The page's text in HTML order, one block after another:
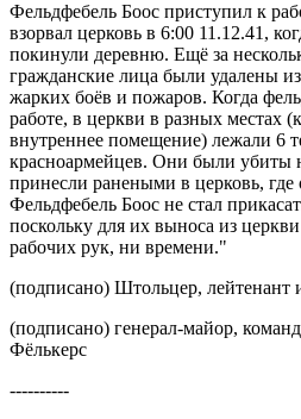
Фельдфебель Боос приступил к
взорвал церковь в 6:00 11.12.41,
покинули деревню. Ещё за
гражданские лица были удалены
жарких боёв и пожаров. Когда
работе, в церкви в разных местах
внутреннее помещение) лежали 6
красноармейцев. Они были убиты
принесли ранеными в церковь, где
Фельдфебель Боос не стал
поскольку для их выноса из
рабочих рук, ни времени."
(подписано) Штольцер, лейтенант
(подписано) генерал-майор,
Фёлькерс
----------